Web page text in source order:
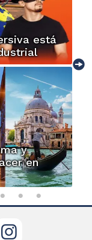
está
y
en